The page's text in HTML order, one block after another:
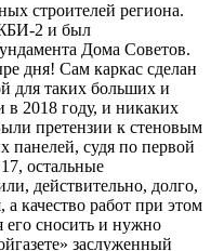
строителей региона.
2 и был
Дома Советов.
дня! Сам каркас сделан
для таких больших и
в 2018 году, и никаких
претензии к стеновым
панелей, судя по первой
остальные
действительно, долго,
качество работ при этом
его сносить и нужно
заслуженный